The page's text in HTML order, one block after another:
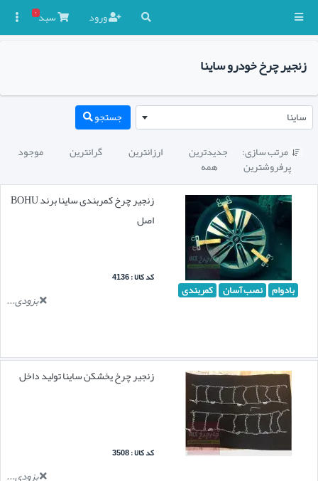
ورود سبد۰
زنجیر چرخ خودرو ساینا
ساینا جستجو
 مرتب سازی: جدیدترین ارزانترین گرانترین موجود
پرفروشترین همه
بادوام نصب آسان کمربندی
زنجیر چرخ کمربندی ساینا برند BOHU
اصل
کد کالا : 4136
بزودی...
زنجیر چرخ یخشکن ساینا تولید داخل
کد کالا : 3508
بزودی...